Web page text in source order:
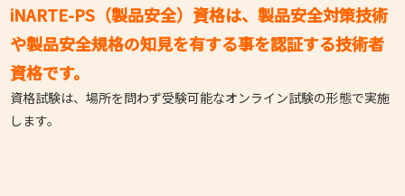
iNARTE-PS（製品安全）資格は、製品安全対策技術
や製品安全規格の知見を有する事を認証する技術者
資格です。
資格試験は、場所を問わず受験可能なオンライン試験の形態で実施
します。